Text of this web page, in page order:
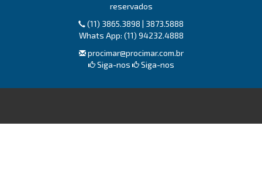
reservados
(11) 3865.3898 | 3873.5888
Whats App: (11) 94232.4888
procimar@procimar.com.br
Siga-nos
Siga-nos